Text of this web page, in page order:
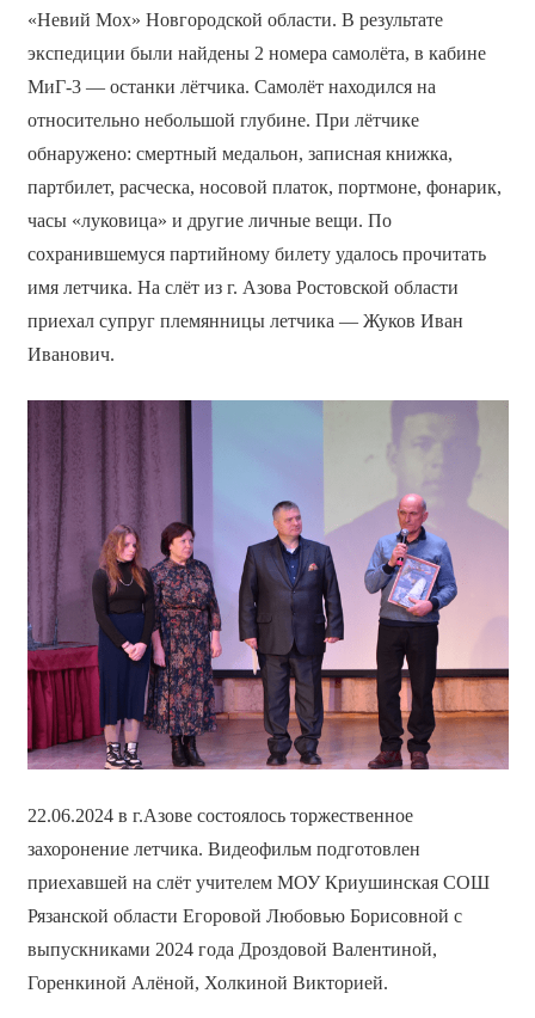
«Невий Мох» Новгородской области. В результате
экспедиции были найдены 2 номера самолёта, в кабине
МиГ-3 — останки лётчика. Самолёт находился на
относительно небольшой глубине. При лётчике
обнаружено: смертный медальон, записная книжка,
партбилет, расческа, носовой платок, портмоне, фонарик,
часы «луковица» и другие личные вещи. По
сохранившемуся партийному билету удалось прочитать
имя летчика. На слёт из г. Азова Ростовской области
приехал супруг племянницы летчика — Жуков Иван
Иванович.
22.06.2024 в г.Азове состоялось торжественное
захоронение летчика. Видеофильм подготовлен
приехавшей на слёт учителем МОУ Криушинская СОШ
Рязанской области Егоровой Любовью Борисовной с
выпускниками 2024 года Дроздовой Валентиной,
Горенкиной Алёной, Холкиной Викторией.